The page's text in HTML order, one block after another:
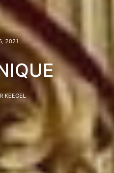
2021
KEEGEL